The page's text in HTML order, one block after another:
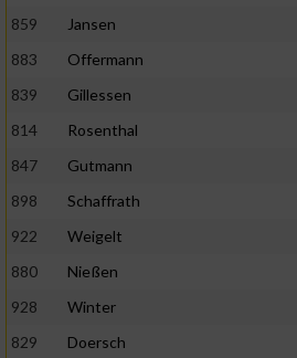
859
Jansen
883
Offermann
839
Gillessen
814
Rosenthal
847
Gutmann
898
Schaffrath
922
Weigelt
880
Nießen
928
Winter
829
Doersch